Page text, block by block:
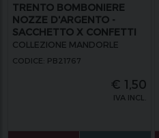
TRENTO BOMBONIERE
NOZZE D'ARGENTO -
SACCHETTO X CONFETTI
NR. 25 ARGENTO
COLLEZIONE MANDORLE
CODICE: PB21767
€ 1,50
IVA INCL.